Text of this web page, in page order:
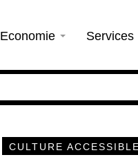
Economie Services
CULTURE